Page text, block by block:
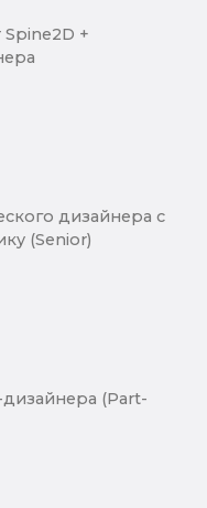
+
дизайнера с
(Senior)
(Part-